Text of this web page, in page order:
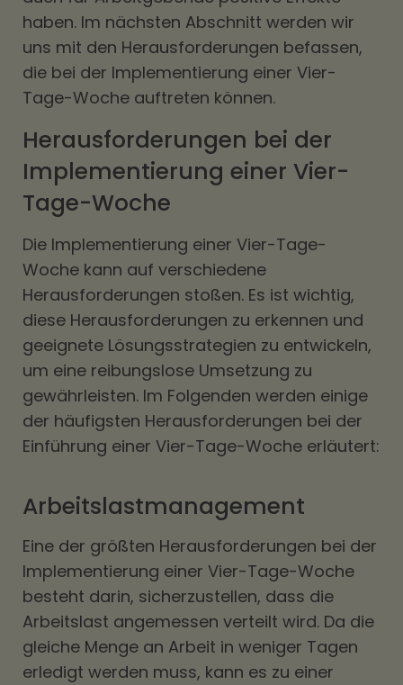
haben. Im nächsten Abschnitt werden wir
uns mit den Herausforderungen befassen,
die bei der Implementierung einer Vier-
Tage-Woche auftreten können.
Herausforderungen bei der
Implementierung einer Vier-
Tage-Woche
Die Implementierung einer Vier-Tage-
Woche kann auf verschiedene
Herausforderungen stoßen. Es ist wichtig,
diese Herausforderungen zu erkennen und
geeignete Lösungsstrategien zu entwickeln,
um eine reibungslose Umsetzung zu
gewährleisten. Im Folgenden werden einige
der häufigsten Herausforderungen bei der
Einführung einer Vier-Tage-Woche erläutert:
Arbeitslastmanagement
Eine der größten Herausforderungen bei der
Implementierung einer Vier-Tage-Woche
besteht darin, sicherzustellen, dass die
Arbeitslast angemessen verteilt wird. Da die
gleiche Menge an Arbeit in weniger Tagen
erledigt werden muss, kann es zu einer